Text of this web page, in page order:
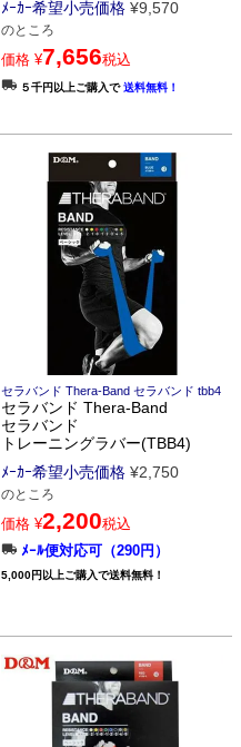
ﾒｰｶｰ希望小売価格 ¥9,570
のところ
価格 ¥7,656税込
５千円以上ご購入で送料無料！
セラバンド Thera-Band セラバンド tbb4
セラバンド Thera-Band
セラバンド
トレーニングラバー(TBB4)
ﾒｰｶｰ希望小売価格 ¥2,750
のところ
価格 ¥2,200税込
ﾒｰﾙ便対応可（290円）
5,000円以上ご購入で送料無料！